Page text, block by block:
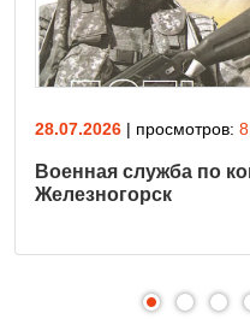
28.07.2026 | просмотров:
Военная служба по
Железногорск